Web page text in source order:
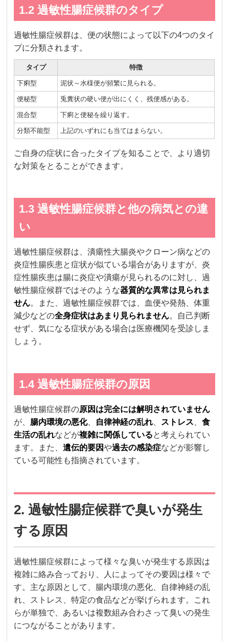
1.2 過敏性腸症候群のタイプ
過敏性腸症候群は、便の状態によって以下の4つのタイ
プに分類されます。
タイプ 特徴
下痢型 泥状～水様便が頻繁に見られる。
便秘型 兎糞状の硬い便が出にくく、残便感がある。
混合型 下痢と便秘を繰り返す。
分類不能型 上記のいずれにも当てはまらない。
ご自身の症状に合ったタイプを知ることで、より適切
な対策をとることができます。
1.3 過敏性腸症候群と他の病気との違
い
過敏性腸症候群は、潰瘍性大腸炎やクローン病などの
炎症性腸疾患と症状が似ている場合がありますが、炎
症性腸疾患は腸に炎症や潰瘍が見られるのに対し、過
敏性腸症候群ではそのような器質的な異常は見られま
せん。また、過敏性腸症候群では、血便や発熱、体重
減少などの全身症状はあまり見られません。自己判断
せず、気になる症状がある場合は医療機関を受診しま
しょう。
1.4 過敏性腸症候群の原因
過敏性腸症候群の原因は完全には解明されていません
が、 腸内環境の悪化、 自律神経の乱れ ストレス 、食
生活の乱れなどが複雑に関係していると考えられてい
ます。また、遺伝的要因や過去の感染症などが影響し
ている可能性も指摘されています。
2. 過敏性腸症候群で臭いが発生
する原因
過敏性腸症候群によって様々な臭いが発生する原因は
複雑に絡み合っており、人によってその要因は様々で
す。主な原因として、腸内環境の悪化、自律神経の乱
れ、ストレス、特定の食品などが挙げられます。これ
らが単独で、あるいは複数組み合わさって臭いの発生
につながることがあります。